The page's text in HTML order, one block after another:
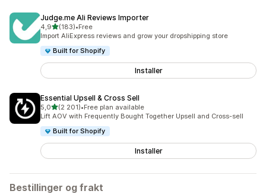
Judge.me Ali Reviews Importer
4,9av 5 stjerner
(183)
Totalt 183 omtaler
•Free
Import AliExpress reviews and grow your dropshipping store
Built for Shopify
Installer
Essential Upsell & Cross Sell
5,0av 5 stjerner
(2 201)
Totalt 2201 omtaler
•Free plan available
Lift AOV with Frequently Bought Together Upsell and Cross-sell
Built for Shopify
Installer
Bestillinger og frakt